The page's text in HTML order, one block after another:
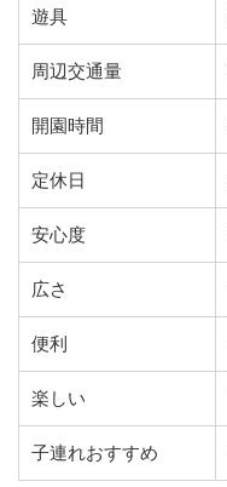
遊具
周辺交通量
開園時間
定休日
安心度
広さ
便利
楽しい
子連れおすすめ